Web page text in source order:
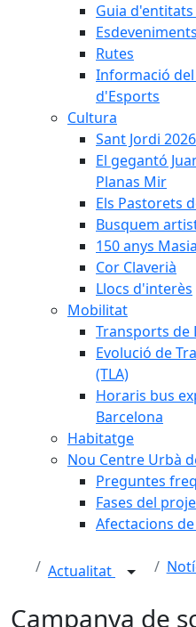
Guia
Rutes
Informació del
d'Esports
Cultura
Sant Jordi 2026
El gegantó
Planas Mir
Els Pastorets
Busquem
150 anys
Cor Claverià
Llocs d'interès
Mobilitat
Transports de
Evolució de
(TLA)
Horaris bus
Barcelona
Habitatge
Nou Centre Urbà
Preguntes
Fases del
Afectacions
Actualitat
Campanya de